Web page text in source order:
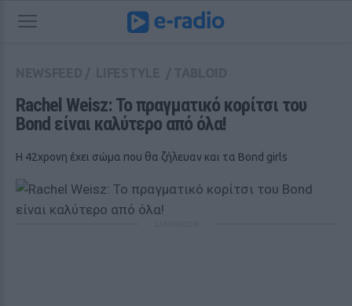
Rachel Weisz: To πραγματικό κορίτσι του
Bond είναι καλύτερο από όλα!
Η 42χρονη έχει σώμα που θα ζήλευαν και τα Bond girls